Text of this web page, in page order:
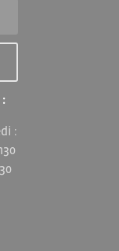
: